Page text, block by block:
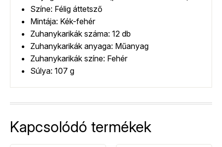
Színe: Félig áttetsző
Mintája: Kék-fehér
Zuhanykarikák száma: 12 db
Zuhanykarikák anyaga: Műanyag
Zuhanykarikák színe: Fehér
Súlya: 107 g
Kapcsolódó termékek